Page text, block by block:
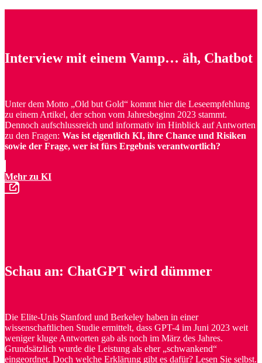
Interview mit einem Vamp… äh, Chatbot
Unter dem Motto „Old but Gold“ kommt hier die Leseempfehlung
zu einem Artikel, der schon vom Jahresbeginn 2023 stammt.
Dennoch aufschlussreich und informativ im Hinblick auf Antworten
zu den Fragen: Was ist eigentlich KI, ihre Chance und Risiken
sowie der Frage, wer ist fürs Ergebnis verantwortlich?
Mehr zu KI
Schau an: ChatGPT wird dümmer
Die Elite-Unis Stanford und Berkeley haben in einer
wissenschaftlichen Studie ermittelt, dass GPT-4 im Juni 2023 weit
weniger kluge Antworten gab als noch im März des Jahres.
Grundsätzlich wurde die Leistung als eher „schwankend“
eingeordnet. Doch welche Erklärung gibt es dafür? Lesen Sie selbst.